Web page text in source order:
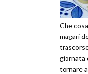
Che
magari
giornata
tornare